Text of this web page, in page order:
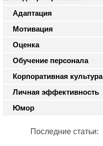
Адаптация
Мотивация
Оценка
Обучение персонала
Корпоративная культура
Личная эффективность
Юмор
Последние статьи: